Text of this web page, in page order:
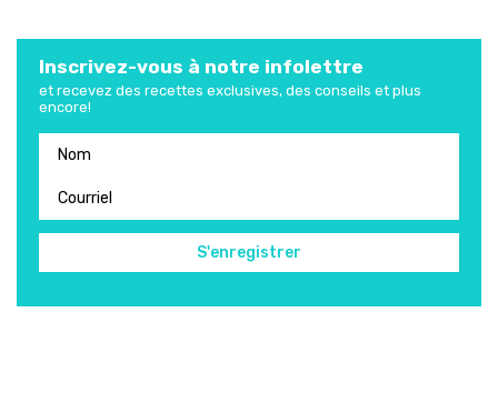
Inscrivez-vous à notre infolettre
et recevez des recettes exclusives, des conseils et plus
encore!